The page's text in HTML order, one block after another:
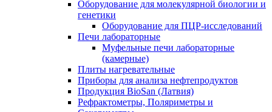
Оборудование для молекулярной биологии и
генетики
Оборудование для ПЦР-исследований
Печи лабораторные
Муфельные печи лабораторные
(камерные)
Плиты нагревательные
Приборы для анализа нефтепродуктов
Продукция BioSan (Латвия)
Рефрактометры, Поляриметры и